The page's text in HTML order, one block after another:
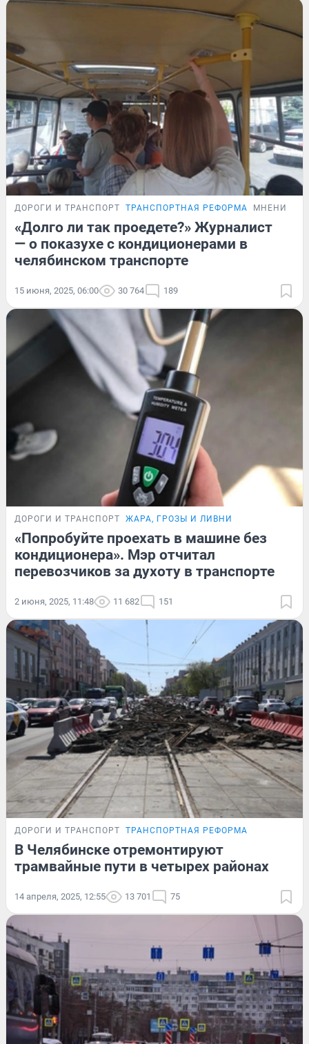
ДОРОГИ И ТРАНСПОРТ ТРАНСПОРТНАЯ РЕФОРМА МНЕНИЕ
«Долго ли так проедете?» Журналист
— о показухе с кондиционерами в
челябинском транспорте
15 июня, 2025, 06:00 30 764 189
ДОРОГИ И ТРАНСПОРТ ЖАРА, ГРОЗЫ И ЛИВНИ
«Попробуйте проехать в машине без
кондиционера». Мэр отчитал
перевозчиков за духоту в транспорте
2 июня, 2025, 11:48 11 682 151
ДОРОГИ И ТРАНСПОРТ ТРАНСПОРТНАЯ РЕФОРМА
В Челябинске отремонтируют
трамвайные пути в четырех районах
14 апреля, 2025, 12:55 13 701 75